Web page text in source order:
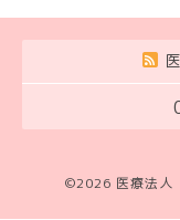
©2026 医療法